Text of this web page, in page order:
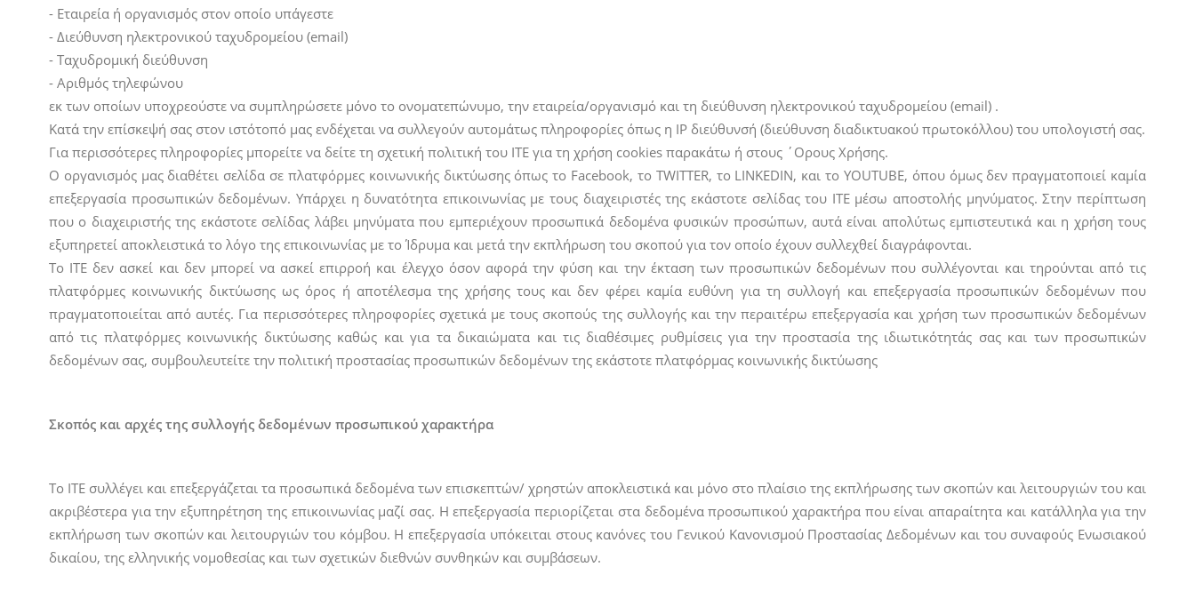
- Εταιρεία ή οργανισμός στον οποίο υπάγεστε
- Διεύθυνση ηλεκτρονικού ταχυδρομείου (email)
- Ταχυδρομική διεύθυνση
- Αριθμός τηλεφώνου
εκ των οποίων υποχρεούστε να συμπληρώσετε μόνο το ονοματεπώνυμο, την εταιρεία/οργανισμό και τη διεύθυνση ηλεκτρονικού ταχυδρομείου (email) .
Κατά την επίσκεψή σας στον ιστότοπό μας ενδέχεται να συλλεγούν αυτομάτως πληροφορίες όπως η IP διεύθυνσή (διεύθυνση διαδικτυακού πρωτοκόλλου) του υπολογιστή σας.
Για περισσότερες πληροφορίες μπορείτε να δείτε τη σχετική πολιτική του ΙΤΕ για τη χρήση cookies παρακάτω ή στους ΄Ορους Χρήσης.
Ο οργανισμός μας διαθέτει σελίδα σε πλατφόρμες κοινωνικής δικτύωσης όπως το Facebook, το TWITTER, το LINKEDIN, και το YOUTUBE, όπου όμως δεν πραγματοποιεί καμία
επεξεργασία προσωπικών δεδομένων. Υπάρχει η δυνατότητα επικοινωνίας με τους διαχειριστές της εκάστοτε σελίδας του ΙΤΕ μέσω αποστολής μηνύματος. Στην περίπτωση
που ο διαχειριστής της εκάστοτε σελίδας λάβει μηνύματα που εμπεριέχουν προσωπικά δεδομένα φυσικών προσώπων, αυτά είναι απολύτως εμπιστευτικά και η χρήση τους
εξυπηρετεί αποκλειστικά το λόγο της επικοινωνίας με το Ίδρυμα και μετά την εκπλήρωση του σκοπού για τον οποίο έχουν συλλεχθεί διαγράφονται.
Το ΙΤΕ δεν ασκεί και δεν μπορεί να ασκεί επιρροή και έλεγχο όσον αφορά την φύση και την έκταση των προσωπικών δεδομένων που συλλέγονται και τηρούνται από τις
πλατφόρμες κοινωνικής δικτύωσης ως όρος ή αποτέλεσμα της χρήσης τους και δεν φέρει καμία ευθύνη για τη συλλογή και επεξεργασία προσωπικών δεδομένων που
πραγματοποιείται από αυτές. Για περισσότερες πληροφορίες σχετικά με τους σκοπούς της συλλογής και την περαιτέρω επεξεργασία και χρήση των προσωπικών δεδομένων
από τις πλατφόρμες κοινωνικής δικτύωσης καθώς και για τα δικαιώματα και τις διαθέσιμες ρυθμίσεις για την προστασία της ιδιωτικότητάς σας και των προσωπικών
δεδομένων σας, συμβουλευτείτε την πολιτική προστασίας προσωπικών δεδομένων της εκάστοτε πλατφόρμας κοινωνικής δικτύωσης
Σκοπός και αρχές της συλλογής δεδομένων προσωπικού χαρακτήρα
Το ΙΤΕ συλλέγει και επεξεργάζεται τα προσωπικά δεδομένα των επισκεπτών/ χρηστών αποκλειστικά και μόνο στο πλαίσιο της εκπλήρωσης των σκοπών και λειτουργιών του και
ακριβέστερα για την εξυπηρέτηση της επικοινωνίας μαζί σας. Η επεξεργασία περιορίζεται στα δεδομένα προσωπικού χαρακτήρα που είναι απαραίτητα και κατάλληλα για την
εκπλήρωση των σκοπών και λειτουργιών του κόμβου. Η επεξεργασία υπόκειται στους κανόνες του Γενικού Κανονισμού Προστασίας Δεδομένων και του συναφούς Eνωσιακού
δικαίου, της ελληνικής νομοθεσίας και των σχετικών διεθνών συνθηκών και συμβάσεων.